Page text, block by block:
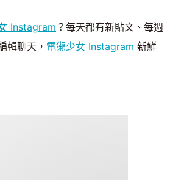
Instagram ？每天都有新貼文、每週
輯聊天， 電獺少女 Instagram 新鮮